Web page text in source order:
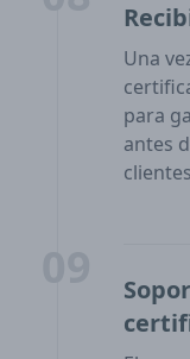
Una
para
antes